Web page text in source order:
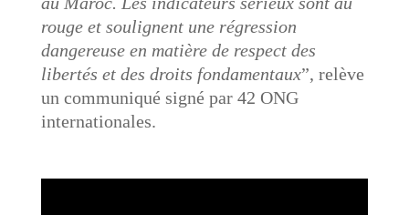
rouge et soulignent une régression
dangereuse en matière de respect des
libertés et des droits fondamentaux”, relève
un communiqué signé par 42 ONG
internationales.